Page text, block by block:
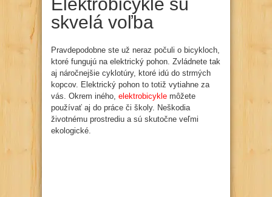
skvelá voľba
Pravdepodobne ste už neraz počuli o bicykloch,
ktoré fungujú na elektrický pohon. Zvládnete tak
aj náročnejšie cyklotúry, ktoré idú do strmých
kopcov. Elektrický pohon to totiž vytiahne za
vás. Okrem iného, elektrobicykle môžete
používať aj do práce či školy. Neškodia
životnému prostrediu a sú skutočne veľmi
ekologické.